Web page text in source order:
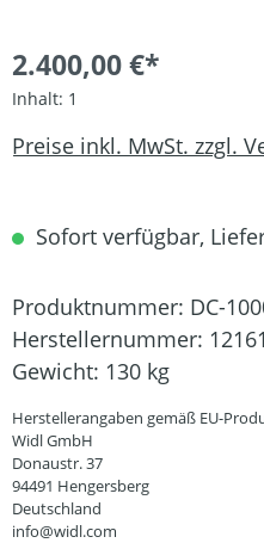
2.400,00 €*
Inhalt: 1
Preise inkl. MwSt. zzgl.
Sofort verfügbar,
Produktnummer: DC-
Herstellernummer: 12161
Gewicht: 130 kg
Herstellerangaben gemäß EU-
Widl GmbH
Donaustr. 37
94491 Hengersberg
Deutschland
info@widl.com